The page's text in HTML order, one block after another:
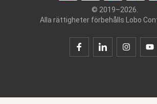
© 2019–2026.
Alla rättigheter förbehålls Lobo